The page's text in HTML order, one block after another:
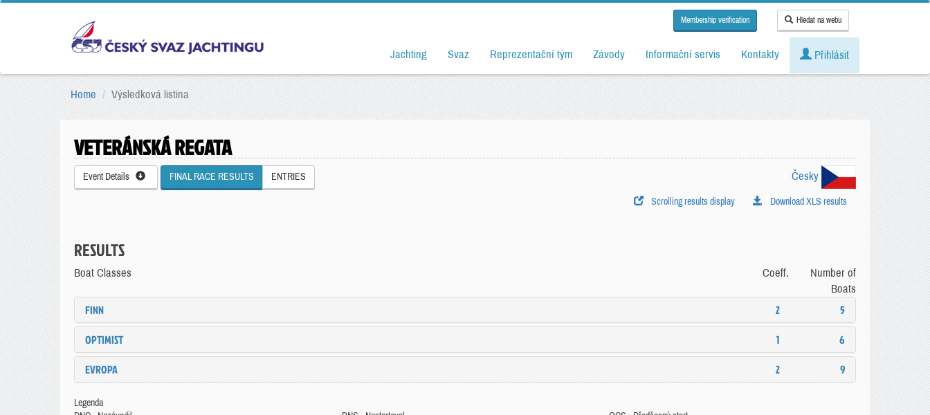
Membership verification Hledat na webu
Jachting Svaz Reprezentační tým Závody Informační servis Kontakty Přihlásit
Home Výsledková listina
VETERÁNSKÁ REGATA
Event Details FINAL RACE RESULTS ENTRIES Česky
Download XLS results
Scrolling results display
RESULTS
Boat Classes Coeff.
Number of
Boats
FINN 2
5
OPTIMIST
1
6
EVROPA
2 9
Legenda